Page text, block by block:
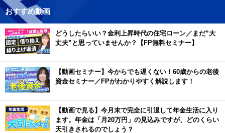
おすすめ動画
どうしたらいい？金利上昇時代の住宅ローン／まだ”大
丈夫”と思っていませんか？【FP無料セミナー】
【動画セミナー】今からでも遅くない！60歳からの老後
資金セミナー／FPがわかりやすく解説します！
【動画で見る】今月末で完全に引退して年金生活に入り
ます。年金は「月20万円」の見込みですが、どのくらい
天引きされるのでしょう？